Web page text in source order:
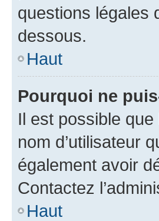
questions légales
dessous.
Haut
Pourquoi ne
Il est possible
nom d’utilisateur
également avoir
Contactez
Haut